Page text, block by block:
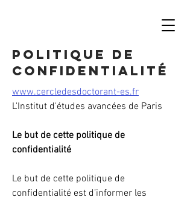
Politique de
Confidentialité
www.cercledesdoctorant-es.fr
L'Institut d'études avancées de Paris
Le but de cette politique de
confidentialité
Le but de cette politique de
confidentialité est d’informer les